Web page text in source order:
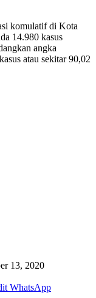
komulatif di Kota
14.980 kasus
angka
atau sekitar 90,02
13, 2020
WhatsApp